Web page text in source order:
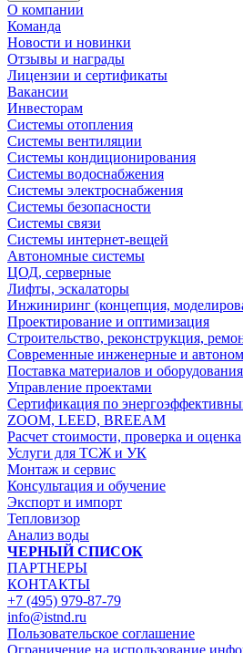
О компании
Команда
Новости и новинки
Отзывы и награды
Лицензии и сертификаты
Вакансии
Инвесторам
Системы отопления
Системы вентиляции
Системы кондиционирования
Системы водоснабжения
Системы электроснабжения
Системы безопасности
Системы связи
Системы интернет-вещей
Автономные системы
ЦОД, серверные
Лифты, эскалаторы
Инжиниринг (концепция,
Проектирование и оптимизация
Строительство, реконструкция,
Современные инженерные и
Поставка материалов и оборудования
Управление проектами
Сертификация по
ZOOM, LEED, BREEAM
Расчет стоимости, проверка и оценка
Услуги для ТСЖ и УК
Монтаж и сервис
Консультация и обучение
Экспорт и импорт
Тепловизор
Анализ воды
ЧЕРНЫЙ СПИСОК
ПАРТНЕРЫ
КОНТАКТЫ
+7 (495) 979-87-79
info@istnd.ru
Пользовательское соглашение
Ограничение на использование